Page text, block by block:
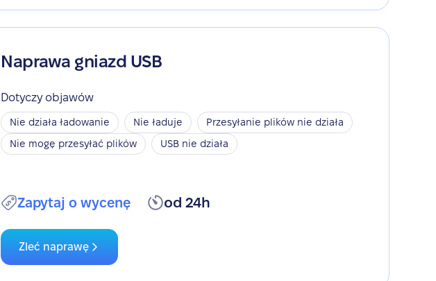
Naprawa gniazd USB
Dotyczy objawów
Nie działa ładowanie Nie ładuje
Przesyłanie plików nie działa
Nie mogę przesyłać plików
USB nie działa
Zapytaj o wycenę od 24h
Zleć naprawę